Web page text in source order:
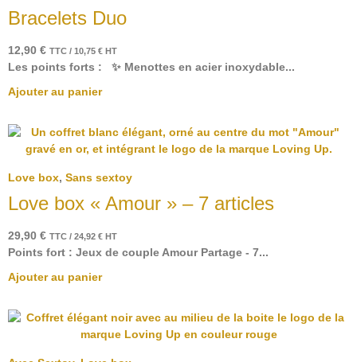
Bracelets Duo
12,90 € TTC / 10,75 € HT
Les points forts : ✨ Menottes en acier inoxydable...
Ajouter au panier
Love box, Sans sextoy
Love box « Amour » – 7 articles
29,90 € TTC / 24,92 € HT
Points fort : Jeux de couple Amour Partage - 7...
Ajouter au panier